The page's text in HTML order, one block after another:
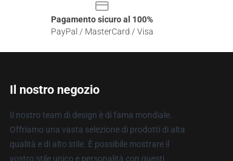
Pagamento sicuro al 100%
PayPal / MasterCard / Visa
Il nostro negozio
Il nostro team di design è di fama mondiale.
Offriamo una vasta selezione di prodotti di alta
qualità e di alto stile. È possibile mostrare il
vostro stile unico e personalità con questi